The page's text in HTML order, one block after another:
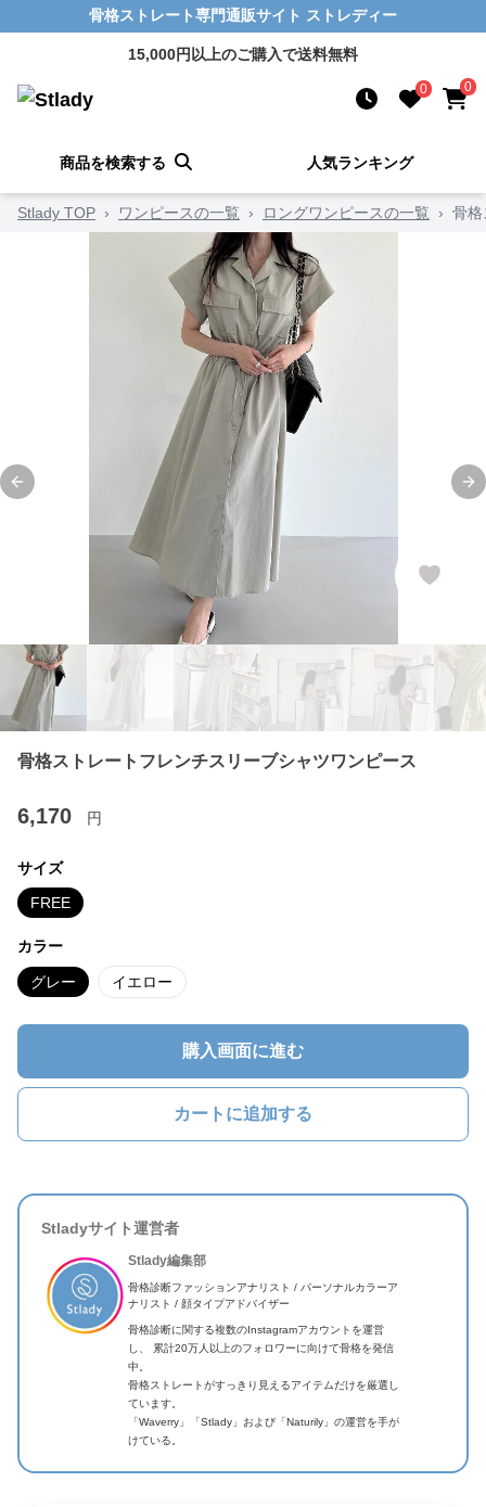
骨格ストレート専門通販サイト ストレディー
15,000円以上のご購入で送料無料
0 0
商品を検索する 人気ランキング
Stlady TOP › ワンピースの一覧 › ロングワンピースの一覧 › 骨格
Previous slide
骨格ストレートフレンチスリーブシャツワンピース
6,170 円
サイズ
FREE
カラー
グレー イエロー
購入画面に進む
カートに追加する
Stladyサイト運営者
Stlady編集部
骨格診断ファッションアナリスト / パーソナルカラーア
ナリスト / 顔タイプアドバイザー
骨格診断に関する複数のInstagramアカウントを運営
し、 累計20万人以上のフォロワーに向けて骨格を発信
中。
骨格ストレートがすっきり見えるアイテムだけを厳選し
ています。
「Waverry」「Stlady」および「Naturily」の運営を手が
けている。